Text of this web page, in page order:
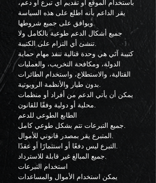
باستخدام الموقع أو تقديم أي تبرع أو دعم،
يقر الداعم بأنه اطلع على هذه السياسة
ويوافق على جميع شروطها.
جميع أشكال الدعم طوعية بالكامل ولا
تنشئ أي التزام على الكتيبة.
كتيبة آتَي هي وحدة قتالية تنفذ مهام حماية
الدولة، ومكافحة التخريب، والعمليات
القتالية، والاستطلاع، واستخدام الطائرات
بدون طيار والأنظمة الروبوتية.
يمكن أن يأتي الدعم من أفراد أو منظمات
محلية أو دولية وفقًا للقانون.
الطابع الطوعي للدعم
جميع التبرعات تتم بشكل طوعي كامل.
المتبرع يقر بمصدر قانوني للأموال.
التبرع ليس دفعًا أو استثمارًا أو عقدًا.
جميع المبالغ غير قابلة للاسترداد.
استخدام التبرعات
يمكن استخدام الأموال والمساعدات